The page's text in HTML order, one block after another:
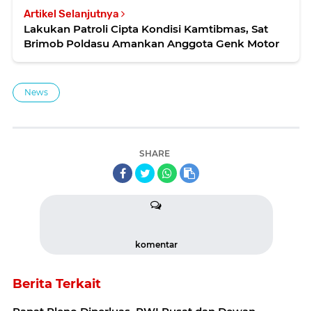
Artikel Selanjutnya
Lakukan Patroli Cipta Kondisi Kamtibmas, Sat
Brimob Poldasu Amankan Anggota Genk Motor
News
SHARE
komentar
Berita Terkait